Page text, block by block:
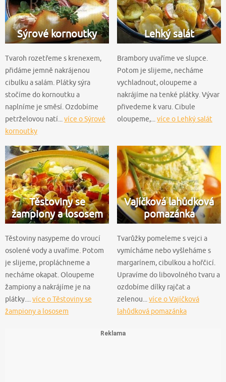
Sýrové kornoutky
Tvaroh rozetřeme s krenexem,
přidáme jemně nakrájenou
cibulku a salám. Plátky sýra
stočíme do kornoutku a
naplníme je směsí. Ozdobíme
petrželovou natí... více o Sýrové
kornoutky
Lehký salát
Brambory uvaříme ve slupce.
Potom je slijeme, necháme
vychladnout, oloupeme a
nakrájíme na tenké plátky. Vývar
přivedeme k varu. Cibule
oloupeme,... více o Lehký salát
Těstoviny se
žampiony a lososem
Těstoviny nasypeme do vroucí
osolené vody a uvaříme. Potom
je slijeme, propláchneme a
necháme okapat. Oloupeme
žampiony a nakrájíme je na
plátky....více o Těstoviny se
žampiony a lososem
Vajíčková lahůdková
pomazánka
Tvarůžky pomeleme s vejci a
vymícháme nebo vyšleháme s
margarínem, cibulkou a hořčicí.
Upravíme do libovolného tvaru a
ozdobíme dílky rajčat a
zelenou...více o Vajíčková
lahůdková pomazánka